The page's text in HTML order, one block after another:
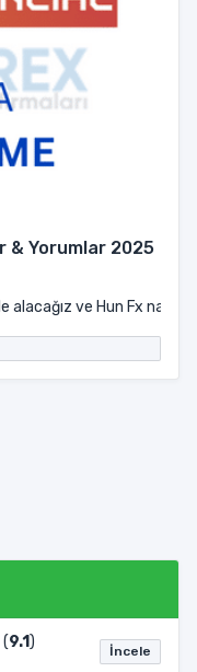
& Yorumlar 2025
alacağız ve Hun Fx
9.1) İncele